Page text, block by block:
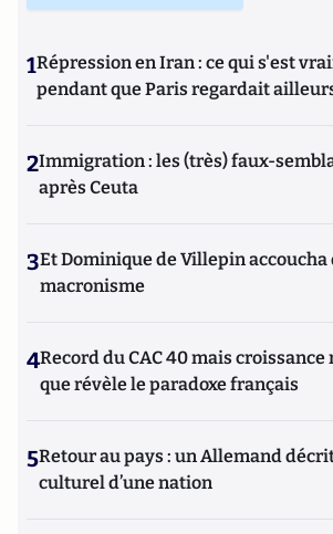
1Répression en Iran : ce qui s'est
pendant que Paris regardait
2Immigration : les (très) faux-
après Ceuta
3Et Dominique de Villepin
macronisme
4Record du CAC 40 mais croissance
que révèle le paradoxe français
5Retour au pays : un Allemand
culturel d’une nation